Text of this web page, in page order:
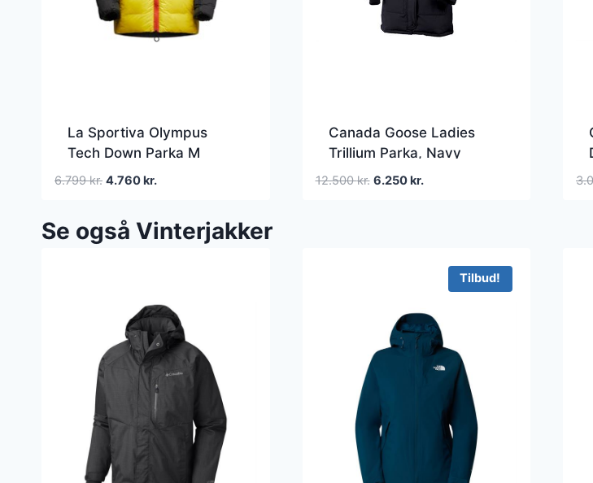
La Sportiva Olympus
Tech Down Parka M
Sort/Gul Dunjakker
6.799kr. Den
pris
var:
4.760kr.Den
er:
Canada Goose Ladies
Trillium Parka, Navy
12.500kr. Den
6.250kr.Den
Se også Vinterjakker
Tilbud!